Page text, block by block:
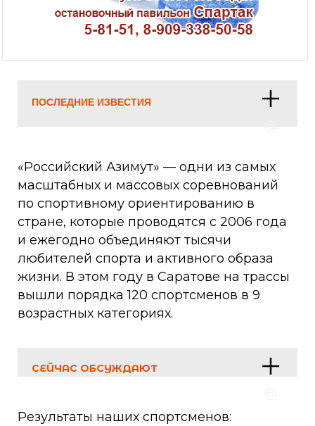
ПОСЛЕДНИЕ ИЗВЕСТИЯ
«Российский Азимут» — одни из самых
масштабных и массовых соревнований
по спортивному ориентированию в
стране, которые проводятся с 2006 года
и ежегодно объединяют тысячи
любителей спорта и активного образа
жизни. В этом году в Саратове на трассы
вышли порядка 120 спортсменов в 9
возрастных категориях.
СЕЙЧАС ОБСУЖДАЮТ
Результаты наших спортсменов: